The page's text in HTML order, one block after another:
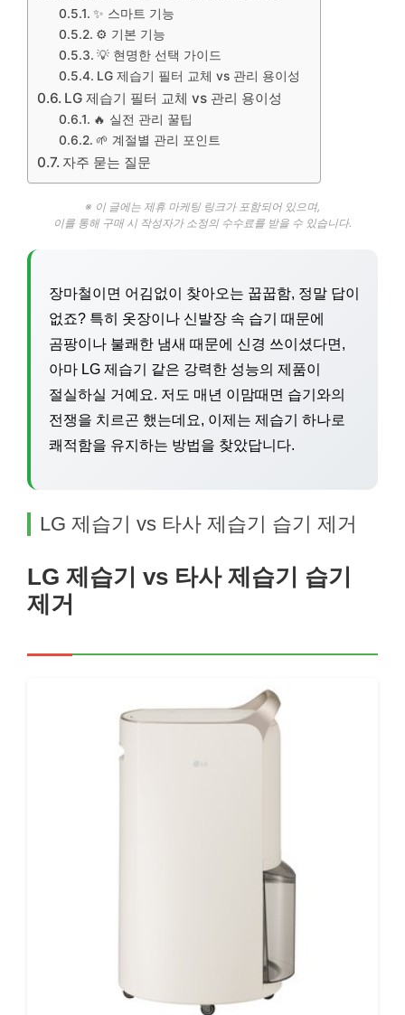
✨ 스마트 기능
⚙️ 기본 기능
💡 현명한 선택 가이드
LG 제습기 필터 교체 vs 관리 용이성
LG 제습기 필터 교체 vs 관리 용이성
🔥 실전 관리 꿀팁
🌱 계절별 관리 포인트
자주 묻는 질문
※ 이 글에는 제휴 마케팅 링크가 포함되어 있으며,
이를 통해 구매 시 작성자가 소정의 수수료를 받을 수 있습니다.
장마철이면 어김없이 찾아오는 꿉꿉함, 정말 답이
없죠? 특히 옷장이나 신발장 속 습기 때문에
곰팡이나 불쾌한 냄새 때문에 신경 쓰이셨다면,
아마 LG 제습기 같은 강력한 성능의 제품이
절실하실 거예요. 저도 매년 이맘때면 습기와의
전쟁을 치르곤 했는데요, 이제는 제습기 하나로
쾌적함을 유지하는 방법을 찾았답니다.
LG 제습기 vs 타사 제습기 습기 제거
LG 제습기 vs 타사 제습기 습기
제거